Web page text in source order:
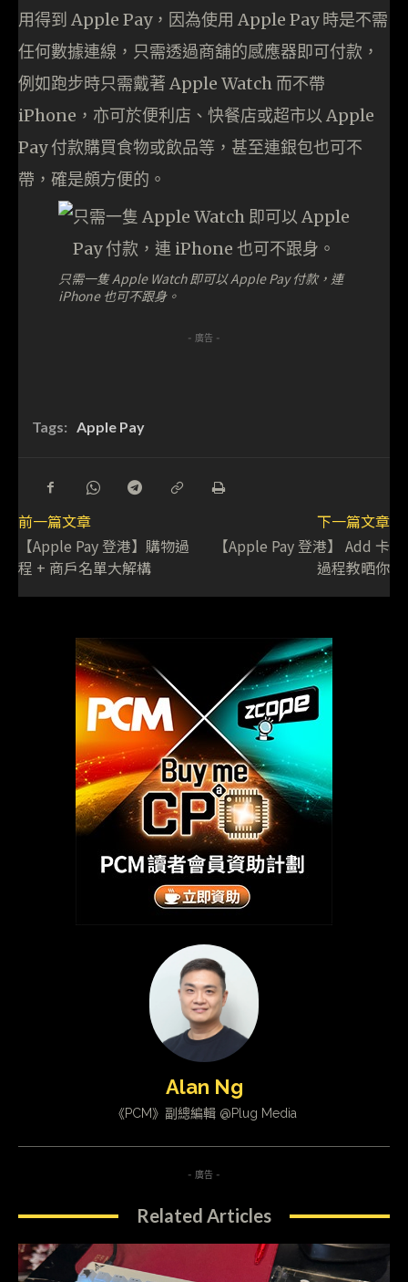
用得到 Apple Pay，因為使用 Apple Pay 時是不需
任何數據連線，只需透過商舖的感應器即可付款，
例如跑步時只需戴著 Apple Watch 而不帶
iPhone，亦可於便利店、快餐店或超市以 Apple
Pay 付款購買食物或飲品等，甚至連銀包也可不
帶，確是頗方便的。
只需一隻 Apple Watch 即可以 Apple Pay 付款，連
iPhone 也可不跟身。
- 廣告 -
Tags: Apple Pay
前一篇文章
【Apple Pay 登港】購物過
程 + 商戶名單大解構
下一篇文章
【Apple Pay 登港】 Add 卡
過程教晒你
Alan Ng
《PCM》副總編輯 @Plug Media
- 廣告 -
Related Articles